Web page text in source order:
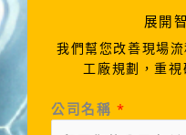
展開
我們幫您改善現場
工廠規劃，重
公司名稱 *